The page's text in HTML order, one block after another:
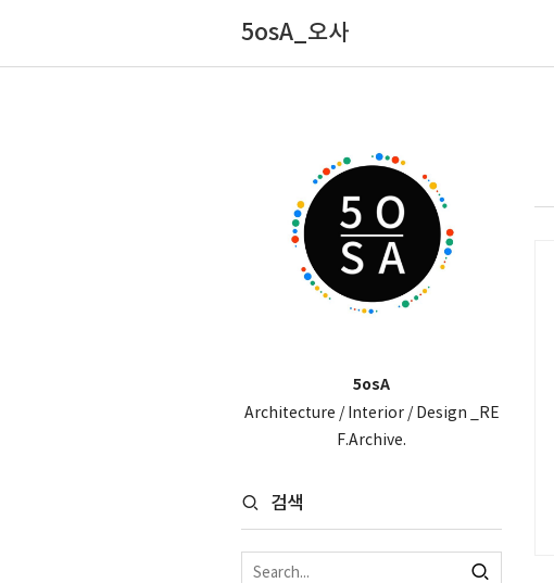
5osA_오사
5osA
Architecture / Interior / Design _RE
F.Archive.
검색